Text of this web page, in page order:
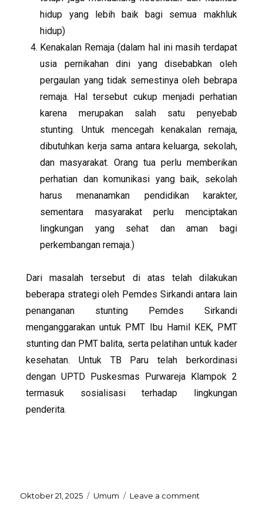
hidup yang lebih baik bagi semua makhluk
hidup)
Kenakalan Remaja (dalam hal ini masih terdapat
usia pernikahan dini yang disebabkan oleh
pergaulan yang tidak semestinya oleh bebrapa
remaja. Hal tersebut cukup menjadi perhatian
karena merupakan salah satu penyebab
stunting. Untuk mencegah kenakalan remaja,
dibutuhkan kerja sama antara keluarga, sekolah,
dan masyarakat. Orang tua perlu memberikan
perhatian dan komunikasi yang baik, sekolah
harus menanamkan pendidikan karakter,
sementara masyarakat perlu menciptakan
lingkungan yang sehat dan aman bagi
perkembangan remaja.)
Dari masalah tersebut di atas telah dilakukan
beberapa strategi oleh Pemdes Sirkandi antara lain
penanganan stunting Pemdes Sirkandi
menganggarakan untuk PMT Ibu Hamil KEK, PMT
stunting dan PMT balita, serta pelatihan untuk kader
kesehatan. Untuk TB Paru telah berkordinasi
dengan UPTD Puskesmas Purwareja Klampok 2
termasuk sosialisasi terhadap lingkungan
penderita.
Oktober 21, 2025 Umum Leave a comment